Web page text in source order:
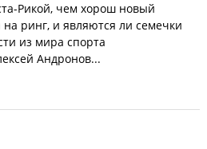
Рикой, чем хорош новый
ринг, и являются ли семечки
из мира спорта
Андронов...